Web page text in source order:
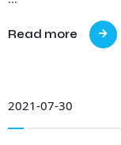
Read more
2021-07-30